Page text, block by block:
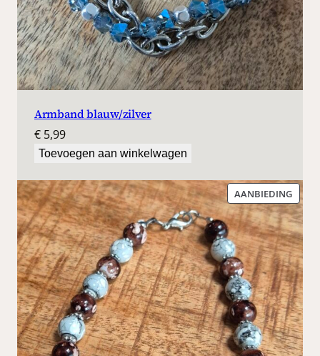
Armband blauw/zilver
€ 5,99
Toevoegen aan winkelwagen
AANBIEDING
IN
DE